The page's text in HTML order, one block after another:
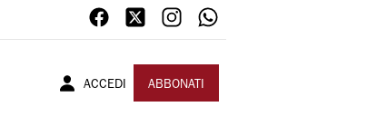
ACCEDI ABBONATI